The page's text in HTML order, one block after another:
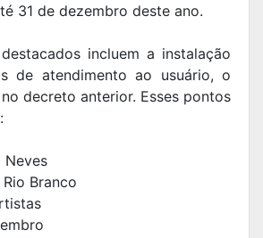
31 de dezembro deste ano.
incluem a instalação
de atendimento ao usuário, o
decreto anterior. Esses pontos
Neves
Branco